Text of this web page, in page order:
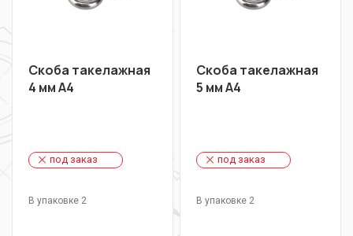
Скоба такелажная
4 мм А4
под заказ
В упаковке 2
Скоба такелажная
5 мм А4
под заказ
В упаковке 2